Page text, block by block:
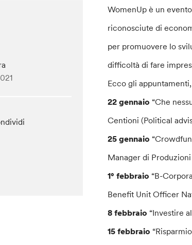
WomenUp è un
riconosciute di
per promuovere lo
difficoltà di fare
Ecco gli
22 gennaio “Che
Centioni (Political
25 gennaio
Manager di Produzioni
1° febbraio “B-
Benefit Unit Officer
8 febbraio “Investire
15 febbraio